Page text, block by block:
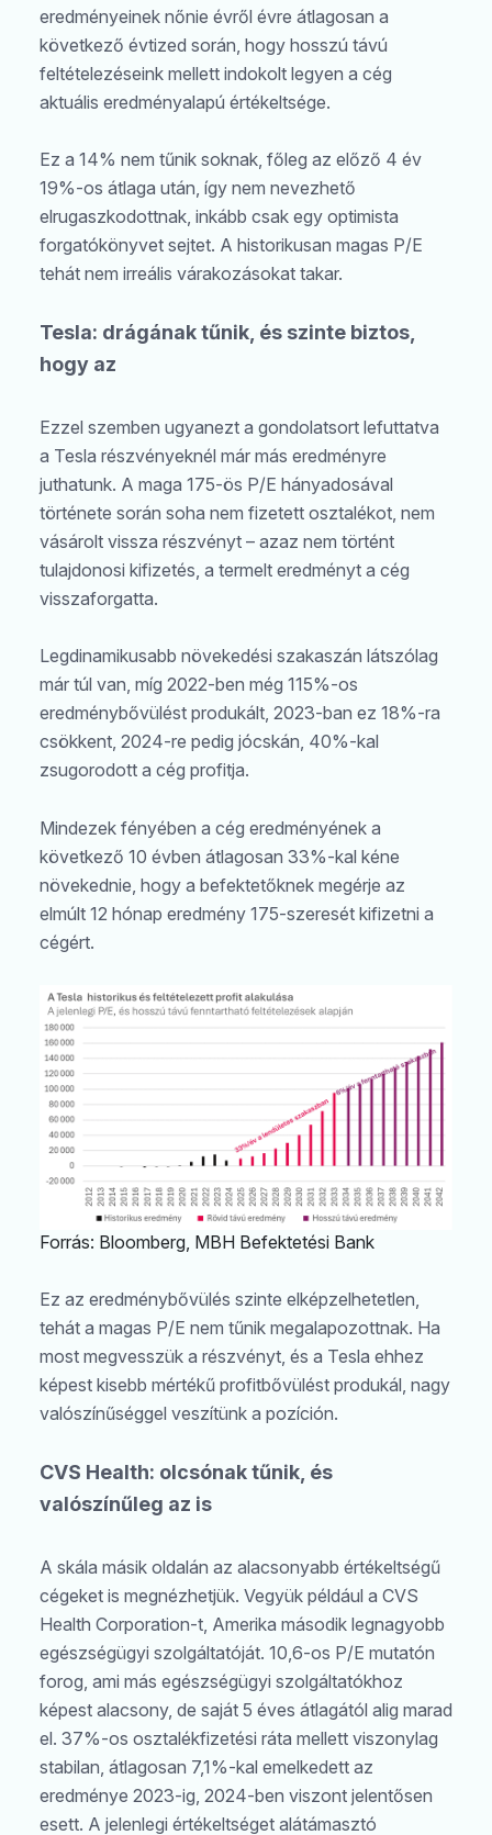
eredményeinek nőnie évről évre átlagosan a
következő évtized során, hogy hosszú távú
feltételezéseink mellett indokolt legyen a cég
aktuális eredményalapú értékeltsége.
Ez a 14% nem tűnik soknak, főleg az előző 4 év
19%-os átlaga után, így nem nevezhető
elrugaszkodottnak, inkább csak egy optimista
forgatókönyvet sejtet. A historikusan magas P/E
tehát nem irreális várakozásokat takar.
Tesla: drágának tűnik, és szinte biztos,
hogy az
Ezzel szemben ugyanezt a gondolatsort lefuttatva
a Tesla részvényeknél már más eredményre
juthatunk. A maga 175-ös P/E hányadosával
története során soha nem fizetett osztalékot, nem
vásárolt vissza részvényt – azaz nem történt
tulajdonosi kifizetés, a termelt eredményt a cég
visszaforgatta.
Legdinamikusabb növekedési szakaszán látszólag
már túl van, míg 2022-ben még 115%-os
eredménybővülést produkált, 2023-ban ez 18%-ra
csökkent, 2024-re pedig jócskán, 40%-kal
zsugorodott a cég profitja.
Mindezek fényében a cég eredményének a
következő 10 évben átlagosan 33%-kal kéne
növekednie, hogy a befektetőknek megérje az
elmúlt 12 hónap eredmény 175-szeresét kifizetni a
cégért.
Forrás: Bloomberg, MBH Befektetési Bank
Ez az eredménybővülés szinte elképzelhetetlen,
tehát a magas P/E nem tűnik megalapozottnak. Ha
most megvesszük a részvényt, és a Tesla ehhez
képest kisebb mértékű profitbővülést produkál, nagy
valószínűséggel veszítünk a pozíción.
CVS Health: olcsónak tűnik, és
valószínűleg az is
A skála másik oldalán az alacsonyabb értékeltségű
cégeket is megnézhetjük. Vegyük például a CVS
Health Corporation-t, Amerika második legnagyobb
egészségügyi szolgáltatóját. 10,6-os P/E mutatón
forog, ami más egészségügyi szolgáltatókhoz
képest alacsony, de saját 5 éves átlagától alig marad
el. 37%-os osztalékfizetési ráta mellett viszonylag
stabilan, átlagosan 7,1%-kal emelkedett az
eredménye 2023-ig, 2024-ben viszont jelentősen
esett. A jelenlegi értékeltséget alátámasztó